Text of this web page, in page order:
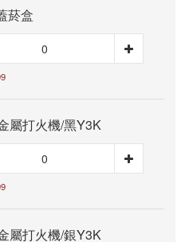
菸盒
屬打火機/黑Y3K
屬打火機/銀Y3K